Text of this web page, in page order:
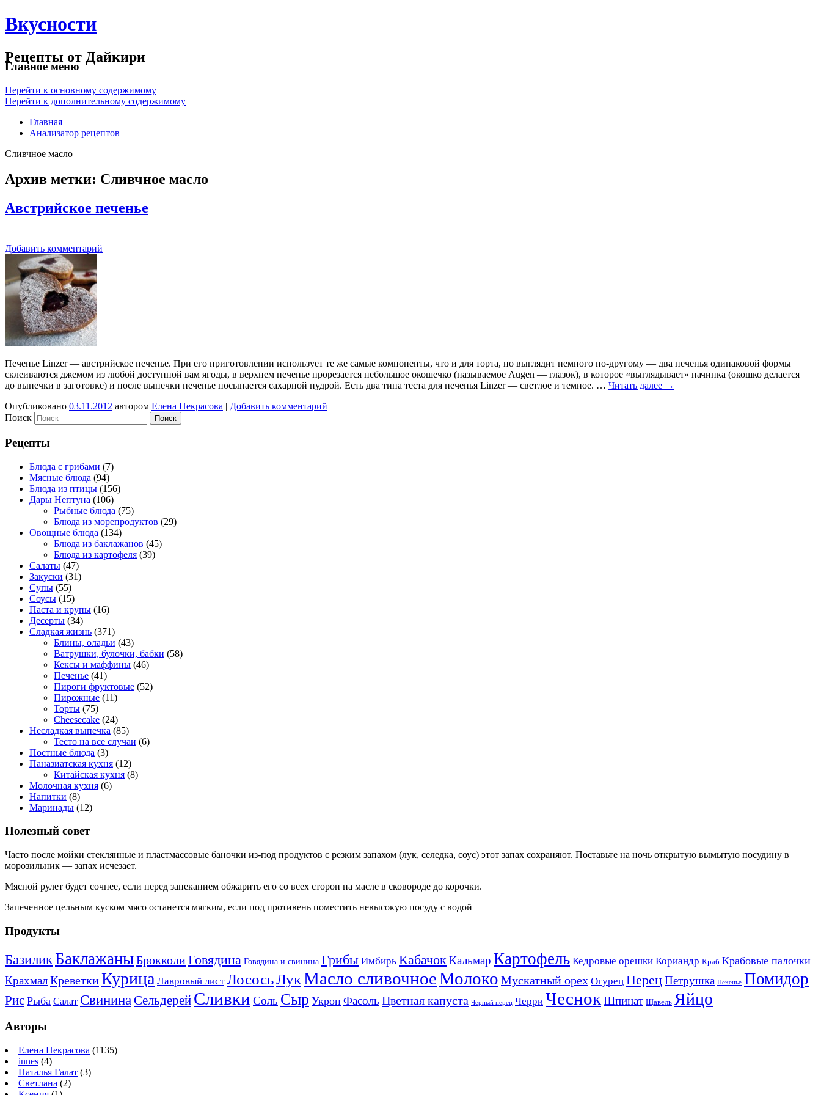
Вкусности
Рецепты от Дайкири
Главное меню
Перейти к основному содержимому
Перейти к дополнительному содержимому
Главная
Анализатор рецептов
Сливчное масло
Архив метки: Сливчное масло
Австрийское печенье
Добавить комментарий
Печенье Linzer — австрийское печенье. При его приготовлении использует те же самые компоненты, что и для торта, но выглядит немного по-другому — два печенья одинаковой формы
склеиваются джемом из любой доступной вам ягоды, в верхнем печенье прорезается небольшое окошечко (называемое Augen — глазок), в которое «выглядывает» начинка (окошко делается
до выпечки в заготовке) и после выпечки печенье посыпается сахарной пудрой. Есть два типа теста для печенья Linzer — светлое и темное. … Читать далее →
Опубликовано 03.11.2012 автором Елена Некрасова | Добавить комментарий
Поиск
Рецепты
Блюда с грибами (7)
Мясные блюда (94)
Блюда из птицы (156)
Дары Нептуна (106)
Рыбные блюда (75)
Блюда из морепродуктов (29)
Овощные блюда (134)
Блюда из баклажанов (45)
Блюда из картофеля (39)
Салаты (47)
Закуски (31)
Супы (55)
Соусы (15)
Паста и крупы (16)
Десерты (34)
Сладкая жизнь (371)
Блины, оладьи (43)
Ватрушки, булочки, бабки (58)
Кексы и маффины (46)
Печенье (41)
Пироги фруктовые (52)
Пирожные (11)
Торты (75)
Cheesecake (24)
Несладкая выпечка (85)
Тесто на все случаи (6)
Постные блюда (3)
Паназиатская кухня (12)
Китайская кухня (8)
Молочная кухня (6)
Напитки (8)
Маринады (12)
Полезный совет
Часто после мойки стеклянные и пластмассовые баночки из-под продуктов с резким запахом (лук, селедка, соус) этот запах сохраняют. Поставьте на ночь открытую вымытую посудину в
морозильник — запах исчезает.
Мясной рулет будет сочнее, если перед запеканием обжарить его со всех сторон на масле в сковороде до корочки.
Запеченное цельным куском мясо останется мягким, если под противень поместить невысокую посуду с водой
Продукты
БазиликБаклажаныБрокколиГовядина Говядина и свинина Грибы Имбирь Кабачок Кальмар Картофель Кедровые орешки Кориандр Краб Крабовые палочки
КрахмалКреветкиКурица Лавровый лист ЛососьЛукМасло сливочноеМолоко Мускатный орех Огурец ПерецПетрушка Печенье Помидор
Рис Рыба Салат Свинина Сельдерей Сливки Соль Сыр Укроп Фасоль Цветная капуста Черный перец Черри ЧеснокШпинат Щавель Яйцо
Авторы
Елена Некрасова (1135)
innes (4)
Наталья Галат (3)
Светлана (2)